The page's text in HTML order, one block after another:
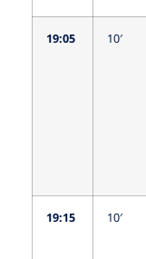
19:05 10′
19:15 10′